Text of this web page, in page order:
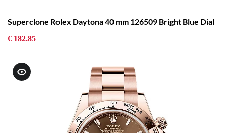
Superclone Rolex Daytona 40 mm 126509 Bright Blue Dial
€ 182.85